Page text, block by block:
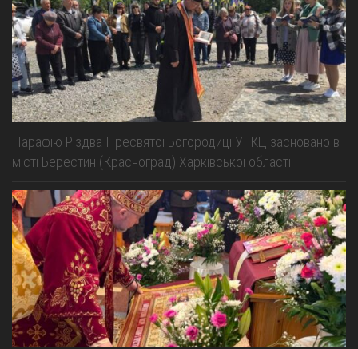
Парафію Різдва Пресвятої Богородиці УГКЦ засновано в
місті Берестин (Красноград) Харківської області